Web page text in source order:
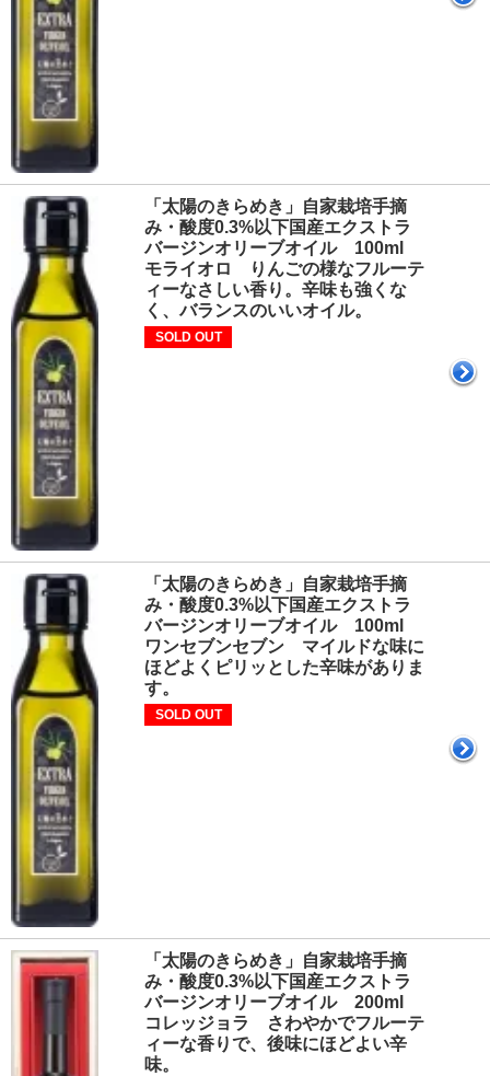
「太陽のきらめき」自家栽培手摘
み・酸度0.3%以下国産エクストラ
バージンオリーブオイル 100ml
モライオロ りんごの様なフルーテ
ィーなさしい香り。辛味も強くな
く、バランスのいいオイル。
SOLD OUT
「太陽のきらめき」自家栽培手摘
み・酸度0.3%以下国産エクストラ
バージンオリーブオイル 100ml
ワンセブンセブン マイルドな味に
ほどよくピリッとした辛味がありま
す。
SOLD OUT
「太陽のきらめき」自家栽培手摘
み・酸度0.3%以下国産エクストラ
バージンオリーブオイル 200ml
コレッジョラ さわやかでフルーテ
ィーな香りで、後味にほどよい辛
味。